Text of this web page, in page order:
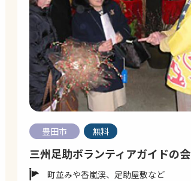
豊田市 無料
三州足助ボランティアガイドの会
町並みや香嵐渓、足助屋敷など